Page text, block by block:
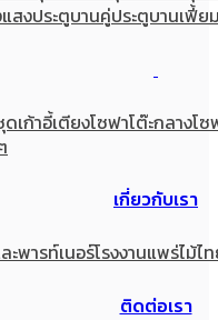
สงประตูบานคู่ประตูบานเฟี้ย
ดเก้าอี้เตียงโซฟาโต๊ะกลางโซ
เกี่ยวกับเรา
ะพารท์เนอร์โรงงานแพร่ไม้ไ
ติดต่อเรา